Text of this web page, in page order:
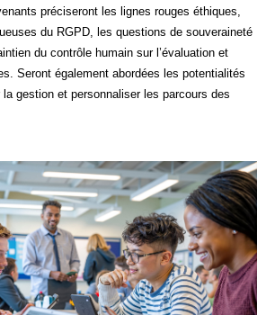
préciseront les lignes rouges éthiques,
du RGPD , les questions de souveraineté
du contrôle humain sur l’évaluation et
Seront également abordées les potentialités
la gestion et personnaliser les parcours des